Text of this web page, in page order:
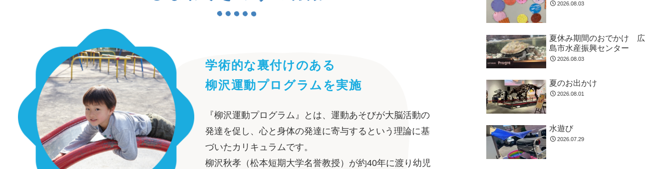
学術的な裏付けのある
柳沢運動プログラムを実施
『柳沢運動プログラム』とは、運動あそびが大脳活動の
発達を促し、心と身体の発達に寄与するという理論に基
づいたカリキュラムです。
柳沢秋孝（松本短期大学名誉教授）が約40年に渡り幼児
2026.08.03
夏休み期間のおでかけ 広
島市水産振興センター
2026.08.03
夏のお出かけ
2026.08.01
水遊び
2026.07.29